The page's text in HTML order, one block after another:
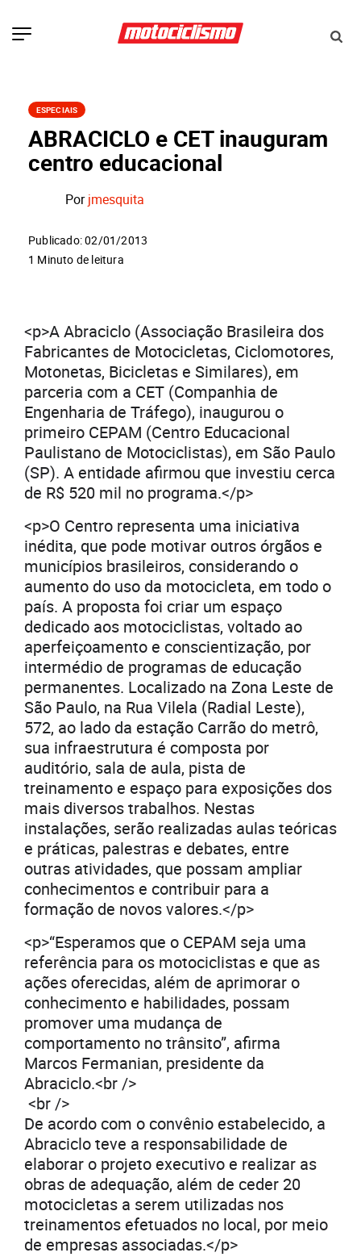
ESPECIAIS
ABRACICLO e CET inauguram
centro educacional
Porjmesquita
Publicado: 02/01/2013
1 Minuto de leitura
<p>A Abraciclo (Associação Brasileira dos
Fabricantes de Motocicletas, Ciclomotores,
Motonetas, Bicicletas e Similares), em
parceria com a CET (Companhia de
Engenharia de Tráfego), inaugurou o
primeiro CEPAM (Centro Educacional
Paulistano de Motociclistas), em São Paulo
(SP). A entidade afirmou que investiu cerca
de R$ 520 mil no programa.</p>
<p>O Centro representa uma iniciativa
inédita, que pode motivar outros órgãos e
municípios brasileiros, considerando o
aumento do uso da motocicleta, em todo o
país. A proposta foi criar um espaço
dedicado aos motociclistas, voltado ao
aperfeiçoamento e conscientização, por
intermédio de programas de educação
permanentes. Localizado na Zona Leste de
São Paulo, na Rua Vilela (Radial Leste),
572, ao lado da estação Carrão do metrô,
sua infraestrutura é composta por
auditório, sala de aula, pista de
treinamento e espaço para exposições dos
mais diversos trabalhos. Nestas
instalações, serão realizadas aulas teóricas
e práticas, palestras e debates, entre
outras atividades, que possam ampliar
conhecimentos e contribuir para a
formação de novos valores.</p>
<p>“Esperamos que o CEPAM seja uma
referência para os motociclistas e que as
ações oferecidas, além de aprimorar o
conhecimento e habilidades, possam
promover uma mudança de
comportamento no trânsito”, afirma
Marcos Fermanian, presidente da
Abraciclo.<br />
<br />
De acordo com o convênio estabelecido, a
Abraciclo teve a responsabilidade de
elaborar o projeto executivo e realizar as
obras de adequação, além de ceder 20
motocicletas a serem utilizadas nos
treinamentos efetuados no local, por meio
de empresas associadas.</p>